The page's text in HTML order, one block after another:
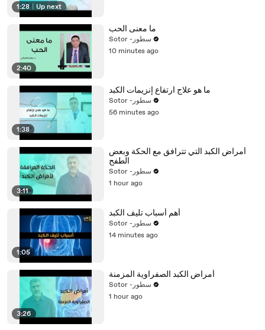
1:28 Up next
2:40
ما معنى الحب
Sotor -سطور
10 minutes ago
1:38
ما هو علاج ارتفاع إنزيمات الكبد
Sotor -سطور
56 minutes ago
3:11
أمراض الكبد التي تترافق مع الحكة وبعض
الطفح
Sotor -سطور
1 hour ago
1:05
أهم أسباب تليف الكبد
Sotor -سطور
14 minutes ago
3:26
أمراض الكبد الصفراوية المزمنة
Sotor -سطور
1 hour ago